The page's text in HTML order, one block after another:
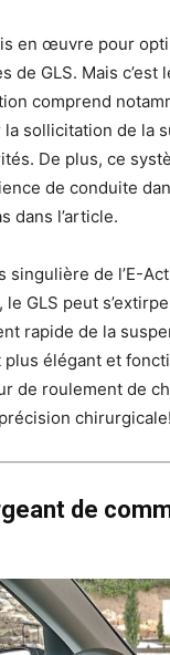
en œuvre pour
de GLS. Mais
comprend
sollicitation de la
De plus, ce
de conduite
dans l’article.
singulière de l’E-
le GLS peut
rapide de la
élégant et
de roulement de
chirurgicale!
de